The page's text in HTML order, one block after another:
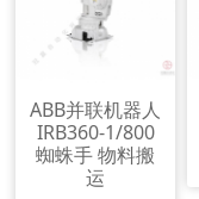
ABB并联机器人
IRB360-1/800
蜘蛛手 物料搬
运